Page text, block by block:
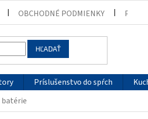
OBCHODNÉ PODMIENKY
HĽADAŤ
Príslušenstvo do spŕch
batérie